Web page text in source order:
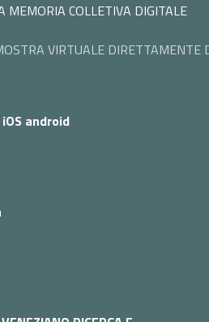
MEMORIA COLLETIVA DIGITALE
VIRTUALE DIRETTAMENTE
iOS android